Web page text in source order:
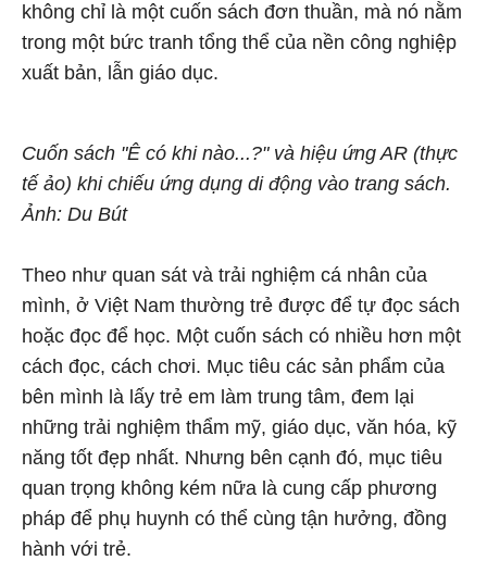
không chỉ là một cuốn sách đơn thuần, mà nó nằm
trong một bức tranh tổng thể của nền công nghiệp
xuất bản, lẫn giáo dục.
Cuốn sách "Ê có khi nào...?" và hiệu ứng AR (thực
tế ảo) khi chiếu ứng dụng di động vào trang sách.
Ảnh: Du Bút
Theo như quan sát và trải nghiệm cá nhân của
mình, ở Việt Nam thường trẻ được để tự đọc sách
hoặc đọc để học. Một cuốn sách có nhiều hơn một
cách đọc, cách chơi. Mục tiêu các sản phẩm của
bên mình là lấy trẻ em làm trung tâm, đem lại
những trải nghiệm thẩm mỹ, giáo dục, văn hóa, kỹ
năng tốt đẹp nhất. Nhưng bên cạnh đó, mục tiêu
quan trọng không kém nữa là cung cấp phương
pháp để phụ huynh có thể cùng tận hưởng, đồng
hành với trẻ.